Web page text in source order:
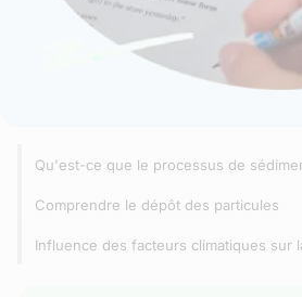
Qu'est-ce que le processus de
Comprendre le dépôt des particules
Influence des facteurs climatiques sur